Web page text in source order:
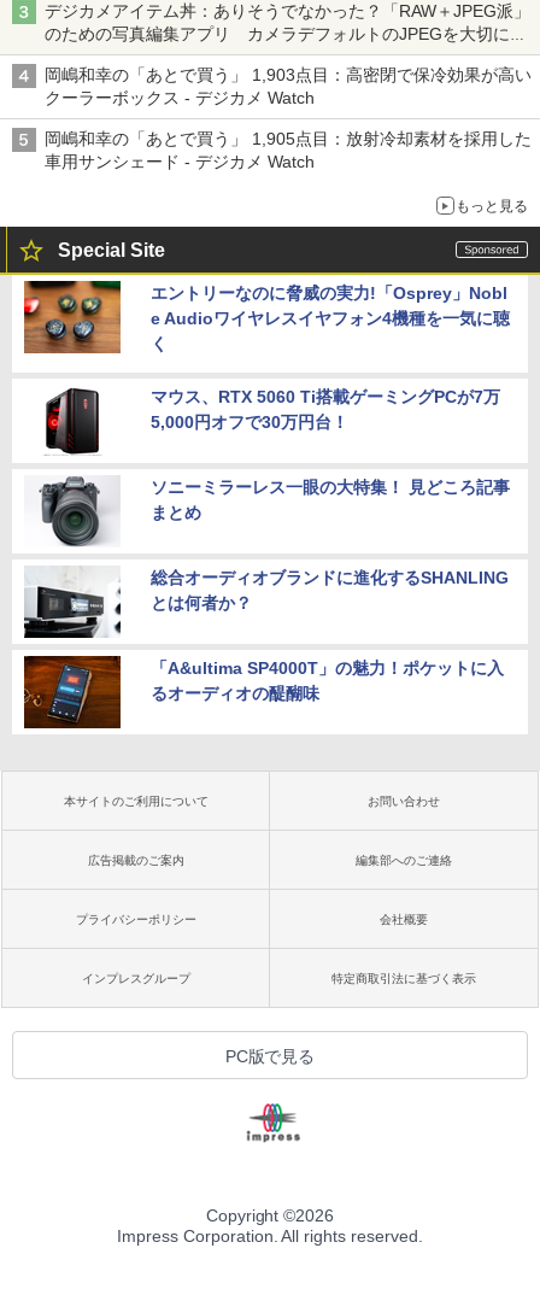
デジカメアイテム丼：ありそうでなかった？「RAW＋JPEG派」
のための写真編集アプリ カメラデフォルトのJPEGを大切にす
る「Filmator」
岡嶋和幸の「あとで買う」 1,903点目：高密閉で保冷効果が高い
クーラーボックス - デジカメ Watch
岡嶋和幸の「あとで買う」 1,905点目：放射冷却素材を採用した
車用サンシェード - デジカメ Watch
もっと見る
Special Site
エントリーなのに脅威の実力!「Osprey」Nobl
e Audioワイヤレスイヤフォン4機種を一気に聴
く
マウス、RTX 5060 Ti搭載ゲーミングPCが7万
5,000円オフで30万円台！
ソニーミラーレス一眼の大特集！ 見どころ記事
まとめ
総合オーディオブランドに進化するSHANLING
とは何者か？
「A&ultima SP4000T」の魅力！ポケットに入
るオーディオの醍醐味
本サイトのご利用について お問い合わせ
広告掲載のご案内 編集部へのご連絡
プライバシーポリシー 会社概要
インプレスグループ 特定商取引法に基づく表示
PC版で見る
Copyright ©2026
Impress Corporation. All rights reserved.